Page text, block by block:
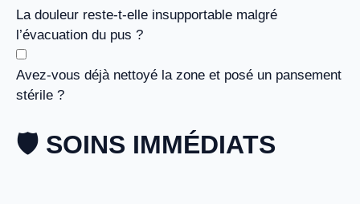
La douleur reste-t-elle insupportable malgré
l’évacuation du pus ?
Avez-vous déjà nettoyé la zone et posé un pansement
stérile ?
🛡️ SOINS IMMÉDIATS